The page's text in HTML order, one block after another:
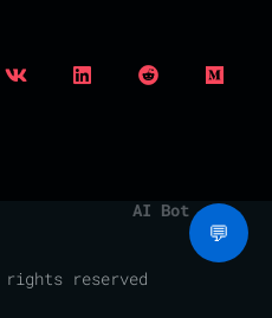
reserved
AI Bot
💬